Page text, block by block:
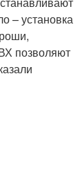
– установка
позволяют